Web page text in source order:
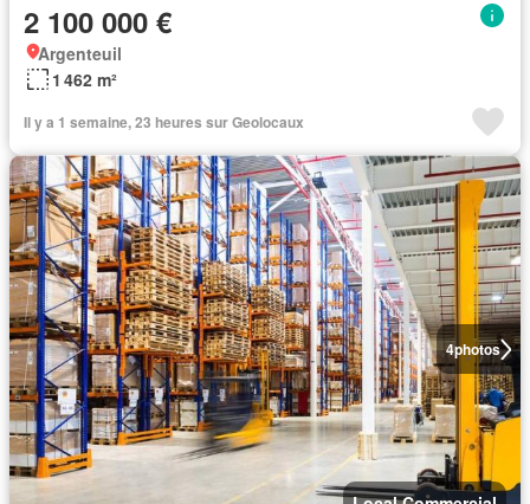
2 100 000 €
Argenteuil
1 462 m²
Il y a 1 semaine, 23 heures sur Geolocaux
4photos